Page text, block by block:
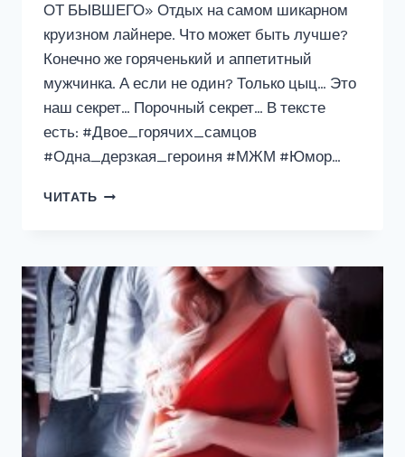
ОТ БЫВШЕГО» Отдых на самом шикарном
круизном лайнере. Что может быть лучше?
Конечно же горяченький и аппетитный
мужчинка. А если не один? Только цыц… Это
наш секрет… Порочный секрет… В тексте
есть: #Двое_горячих_самцов
#Одна_дерзкая_героиня #МЖМ #Юмор…
ЧИТАТЬ ПОРОЧНЫЙ